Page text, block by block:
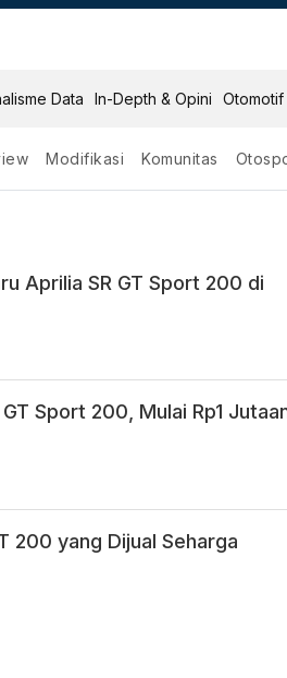
Data In-Depth & Opini Otomotif
Modifikasi Komunitas
Aprilia SR GT Sport 200 di
Sport 200, Mulai Rp1
200 yang Dijual Seharga